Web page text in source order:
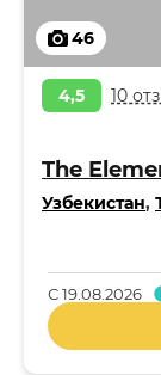
46
4,5 10
The
Узбекистан,
С19.08.2026